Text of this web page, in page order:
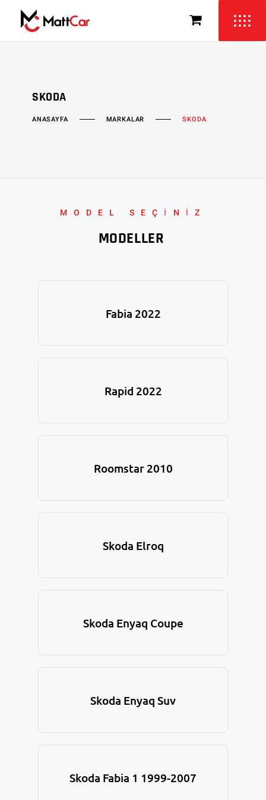
SKODA
ANASAYFA MARKALAR SKODA
MODEL SEÇİNİZ
MODELLER
Fabia 2022
Rapid 2022
Roomstar 2010
Skoda Elroq
Skoda Enyaq Coupe
Skoda Enyaq Suv
Skoda Fabia 1 1999-2007